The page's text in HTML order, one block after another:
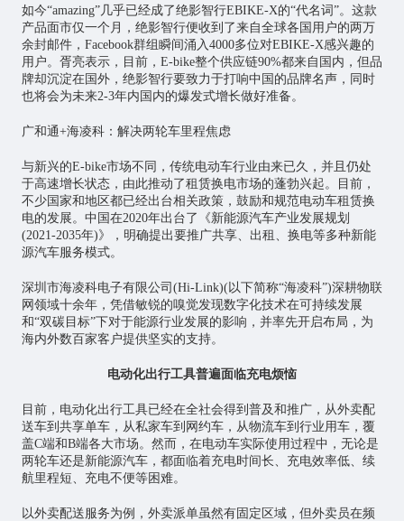
如今“amazing”几乎已经成了绝影智行EBIKE-X的“代名词”。这款
产品面市仅一个月，绝影智行便收到了来自全球各国用户的两万
余封邮件，Facebook群组瞬间涌入4000多位对EBIKE-X感兴趣的
用户。胥亮表示，目前，E-bike整个供应链90%都来自国内，但品
牌却沉淀在国外，绝影智行要致力于打响中国的品牌名声，同时
也将会为未来2-3年内国内的爆发式增长做好准备。
广和通+海凌科：解决两轮车里程焦虑
与新兴的E-bike市场不同，传统电动车行业由来已久，并且仍处
于高速增长状态，由此推动了租赁换电市场的蓬勃兴起。目前，
不少国家和地区都已经出台相关政策，鼓励和规范电动车租赁换
电的发展。中国在2020年出台了《新能源汽车产业发展规划
(2021-2035年)》，明确提出要推广共享、出租、换电等多种新能
源汽车服务模式。
深圳市海凌科电子有限公司(Hi-Link)(以下简称“海凌科”)深耕物联
网领域十余年，凭借敏锐的嗅觉发现数字化技术在可持续发展
和“双碳目标”下对于能源行业发展的影响，并率先开启布局，为
海内外数百家客户提供坚实的支持。
电动化出行工具普遍面临充电烦恼
目前，电动化出行工具已经在全社会得到普及和推广，从外卖配
送车到共享单车，从私家车到网约车，从物流车到行业用车，覆
盖C端和B端各大市场。然而，在电动车实际使用过程中，无论是
两轮车还是新能源汽车，都面临着充电时间长、充电效率低、续
航里程短、充电不便等困难。
以外卖配送服务为例，外卖派单虽然有固定区域，但外卖员在频